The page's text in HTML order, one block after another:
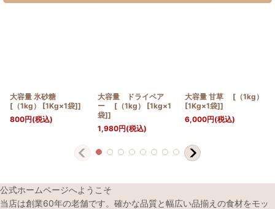
大容量 氷砂糖
[（1kg） [1Kg×1袋]]
800円(税込)
大容量 ドライペア
ー [（1kg） [1kg×1
袋]]
1,980円(税込)
大容量 甘草 [（1kg）
[1Kg×1袋]]
6,000円(税込)
公式ホームページへようこそ
当店は創業60年の老舗です。確かな品質と幅広い品揃えの食材をモッ